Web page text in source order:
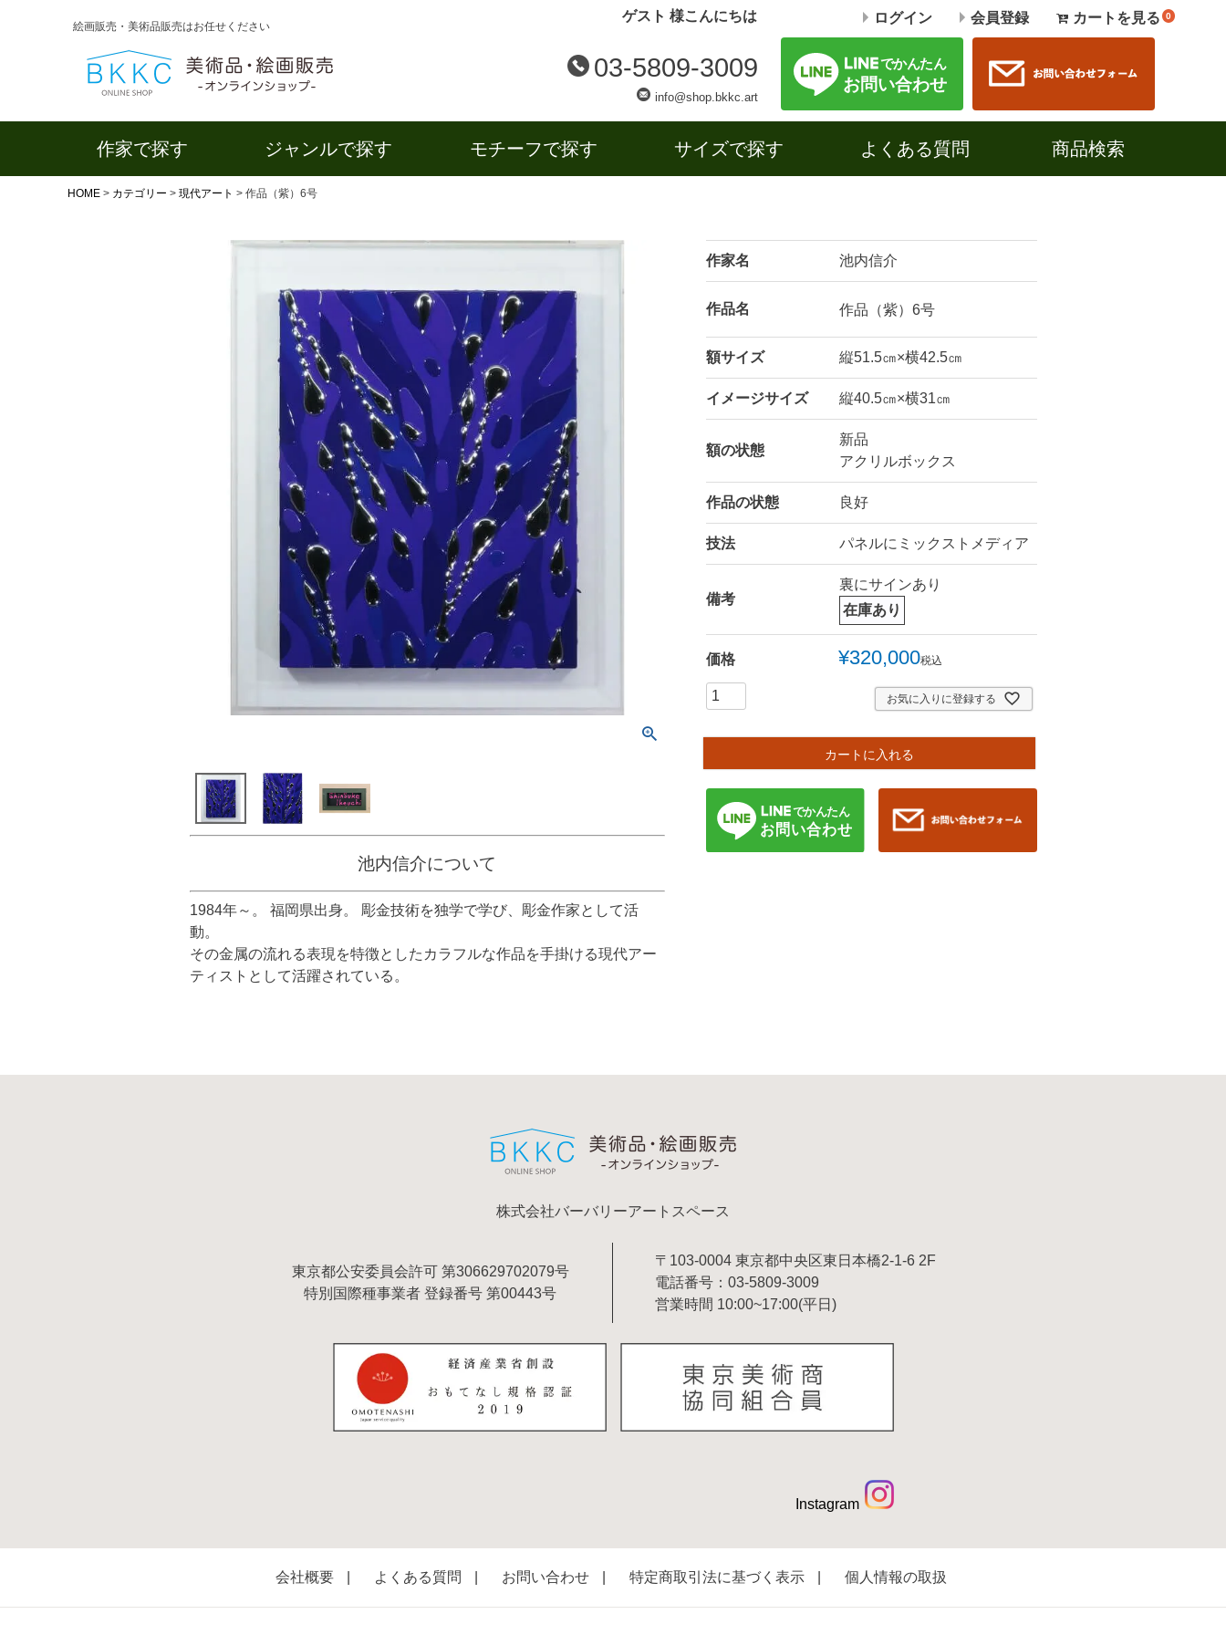
絵画販売・美術品販売はお任せください
ゲスト 様こんにちは ログイン 会員登録 カートを見る 0
03-5809-3009
info@shop.bkkc.art
作家で探す ジャンルで探す モチーフで探す サイズで探す よくある質問 商品検索
HOME カテゴリー 現代アート 作品（紫）6号
池内信介について
1984年～。 福岡県出身。 彫金技術を独学で学び、彫金作家として活
動。
その金属の流れる表現を特徴としたカラフルな作品を手掛ける現代アー
ティストとして活躍されている。
作家名 池内信介
作品名 作品（紫）6号
額サイズ 縦51.5㎝×横42.5㎝
イメージサイズ 縦40.5㎝×横31㎝
額の状態
新品
アクリルボックス
作品の状態 良好
技法 パネルにミックストメディア
備考
裏にサインあり
在庫あり
価格 ¥320,000税込
お気に入りに登録する
カートに入れる
株式会社バーバリーアートスペース
東京都公安委員会許可 第306629702079号
特別国際種事業者 登録番号 第00443号
〒103-0004 東京都中央区東日本橋2-1-6 2F
電話番号：03-5809-3009
営業時間 10:00~17:00(平日)
Instagram
会社概要 よくある質問 お問い合わせ 特定商取引法に基づく表示 個人情報の取扱